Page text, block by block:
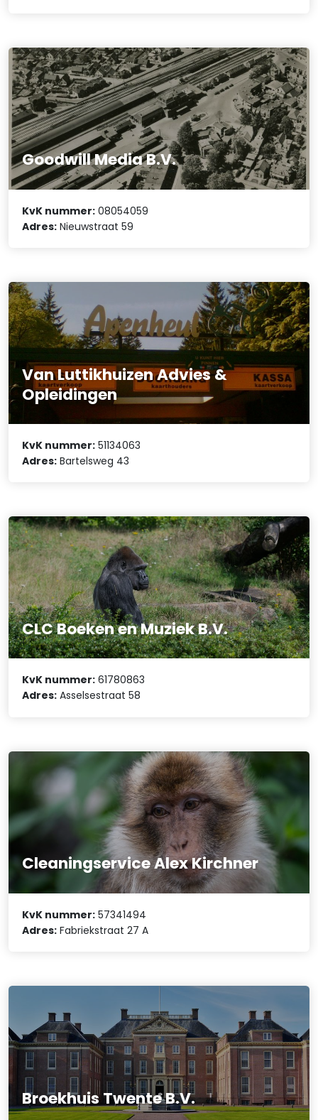
Goodwill Media B.V.
KvK nummer: 08054059
Adres: Nieuwstraat 59
Van Luttikhuizen Advies &
Opleidingen
KvK nummer: 51134063
Adres: Bartelsweg 43
CLC Boeken en Muziek B.V.
KvK nummer: 61780863
Adres: Asselsestraat 58
Cleaningservice Alex Kirchner
KvK nummer: 57341494
Adres: Fabriekstraat 27 A
Broekhuis Twente B.V.